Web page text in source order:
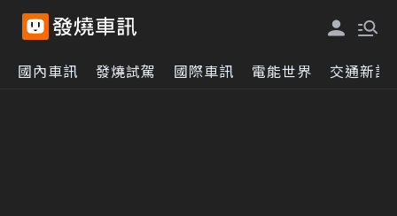
國內車訊 發燒試駕 國際車訊 電能世界 交通新訊